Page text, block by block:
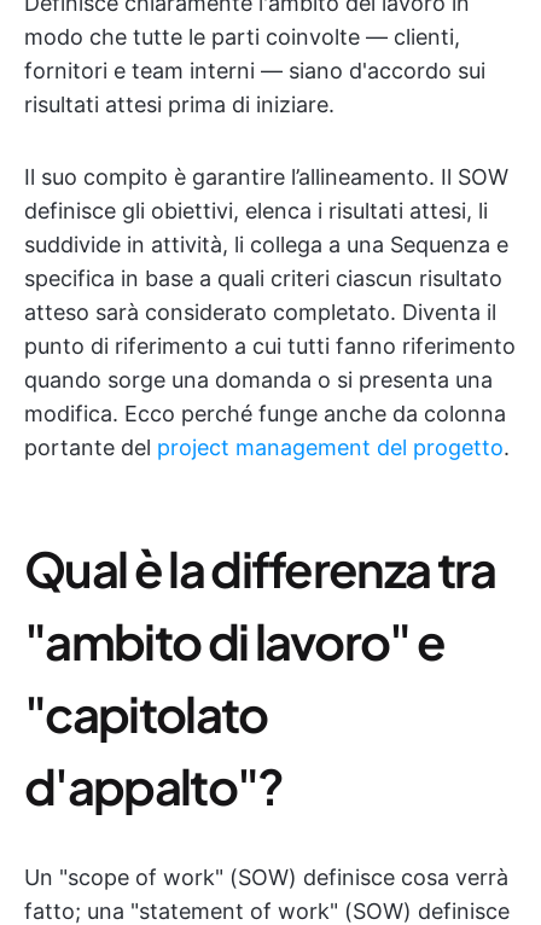
modo che tutte le parti coinvolte — clienti,
fornitori e team interni — siano d'accordo sui
risultati attesi prima di iniziare.
Il suo compito è garantire l’allineamento. Il SOW
definisce gli obiettivi, elenca i risultati attesi, li
suddivide in attività, li collega a una Sequenza e
specifica in base a quali criteri ciascun risultato
atteso sarà considerato completato. Diventa il
punto di riferimento a cui tutti fanno riferimento
quando sorge una domanda o si presenta una
modifica. Ecco perché funge anche da colonna
portante del project management del progetto.
Qual è la differenza tra
"ambito di lavoro" e
"capitolato
d'appalto"?
Un "scope of work" (SOW) definisce cosa verrà
fatto; una "statement of work" (SOW) definisce